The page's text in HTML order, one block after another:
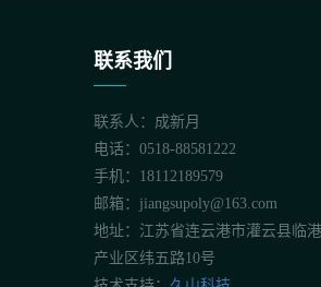
联系我们
联系人：成新月
电话： 0518-88581222
手机：18112189579
邮箱：jiangsupoly@163.com
地址：江苏省连云港市灌云县临港
产业区纬五路10号